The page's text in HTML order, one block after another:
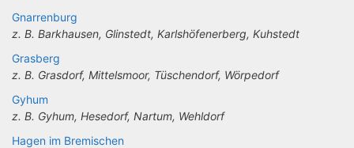
Gnarrenburg
z. B. Barkhausen, Glinstedt, Karlshöfenerberg, Kuhstedt
Grasberg
z. B. Grasdorf, Mittelsmoor, Tüschendorf, Wörpedorf
Gyhum
z. B. Gyhum, Hesedorf, Nartum, Wehldorf
Hagen im Bremischen